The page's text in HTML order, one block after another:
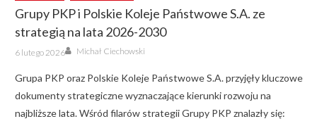
Grupy PKP i Polskie Koleje Państwowe S.A. ze
strategią na lata 2026-2030
Posted
on
6 lutego 2026 Author
Michał Ciechowski
Grupa PKP oraz Polskie Koleje Państwowe S.A. przyjęły kluczowe
dokumenty strategiczne wyznaczające kierunki rozwoju na
najbliższe lata. Wśród filarów strategii Grupy PKP znalazły się: